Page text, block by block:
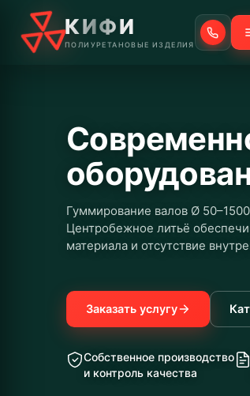
КИФИ
ПОЛИУРЕТАНОВЫЕ ИЗДЕЛИЯ
Гуммирование валов Ø
Центробежное литьё
материала и отсутствие
Заказать услугу
Собственное производство
и контроль качества